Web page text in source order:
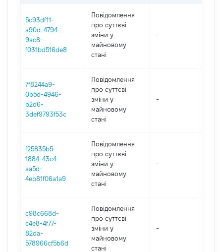
5c93df11-
a90d-4794-
9ac8-
f031bd516de8
Повідомлення
про суттєві
зміни y
майновому
стані
-
7f8244a9-
0b5d-4946-
b2d6-
3def9793f53c
Повідомлення
про суттєві
зміни y
майновому
стані
-
f25835b5-
1884-43c4-
aa5d-
4eb81f06a1a9
Повідомлення
про суттєві
зміни y
майновому
стані
-
c98c668d-
c4e8-4f77-
82da-
578966cf5b6d
Повідомлення
про суттєві
зміни y
майновому
стані
-